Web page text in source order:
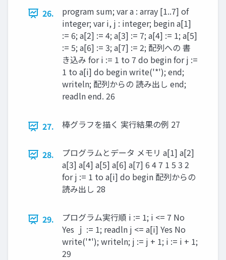
26.
program sum; var a : array [1..7] of
integer; var i, j : integer; begin a[1]
:= 6; a[2] := 4; a[3] := 7; a[4] := 1; a[5]
:= 5; a[6] := 3; a[7] := 2; 配列への 書
き込み for i := 1 to 7 do begin for j :=
1 to a[i] do begin write('*'); end;
writeln; 配列からの 読み出し end;
readln end. 26
27. 棒グラフを描く 実行結果の例 27
28.
プログラムとデータ メモリ a[1] a[2]
a[3] a[4] a[5] a[6] a[7] 6 4 7 1 5 3 2
for j := 1 to a[i] do begin 配列からの
読み出し 28
29.
プログラム実行順 i := 1; i <= 7 No
Yes ｊ := 1; readln j <= a[i] Yes No
write('*'); writeln; j := j + 1; i := i + 1;
29